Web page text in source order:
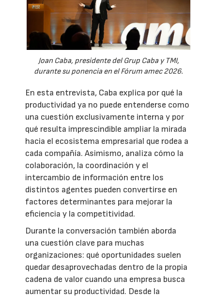
Joan Caba, presidente del Grup Caba y TMI,
durante su ponencia en el Fórum amec 2026.
En esta entrevista, Caba explica por qué la
productividad ya no puede entenderse como
una cuestión exclusivamente interna y por
qué resulta imprescindible ampliar la mirada
hacia el ecosistema empresarial que rodea a
cada compañía. Asimismo, analiza cómo la
colaboración, la coordinación y el
intercambio de información entre los
distintos agentes pueden convertirse en
factores determinantes para mejorar la
eficiencia y la competitividad.
Durante la conversación también aborda
una cuestión clave para muchas
organizaciones: qué oportunidades suelen
quedar desaprovechadas dentro de la propia
cadena de valor cuando una empresa busca
aumentar su productividad. Desde la